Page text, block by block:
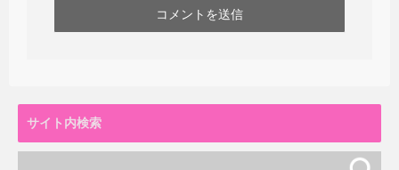
サイト内検索